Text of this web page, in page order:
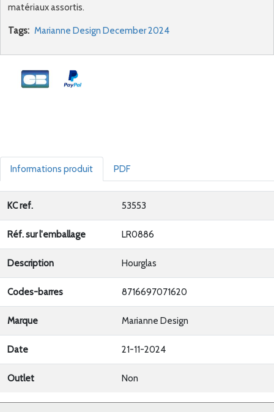
matériaux assortis.
Tags: Marianne Design December 2024
Informations produit PDF
KC ref. 53553
Réf. sur l'emballage LR0886
Description Hourglas
Codes-barres 8716697071620
Marque Marianne Design
Date 21-11-2024
Outlet Non